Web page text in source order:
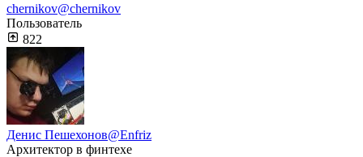
chernikov@chernikov
Пользователь
822
Денис Пешехонов@Enfriz
Архитектор в финтехе